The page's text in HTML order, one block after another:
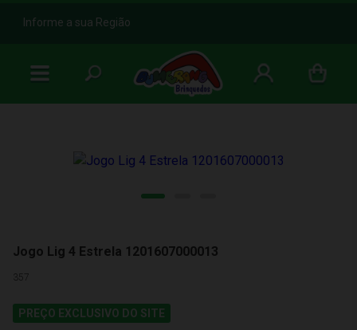
b
Informe a sua Região
Jogo Lig 4 Estrela 1201607000013
357
PREÇO EXCLUSIVO DO SITE